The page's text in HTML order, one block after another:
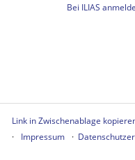
Bei ILIAS
Link in Zwischenablage
Impressum